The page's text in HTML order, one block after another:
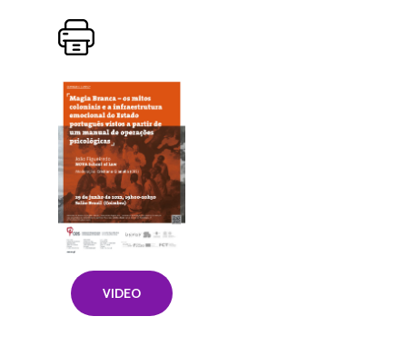
VIDEO